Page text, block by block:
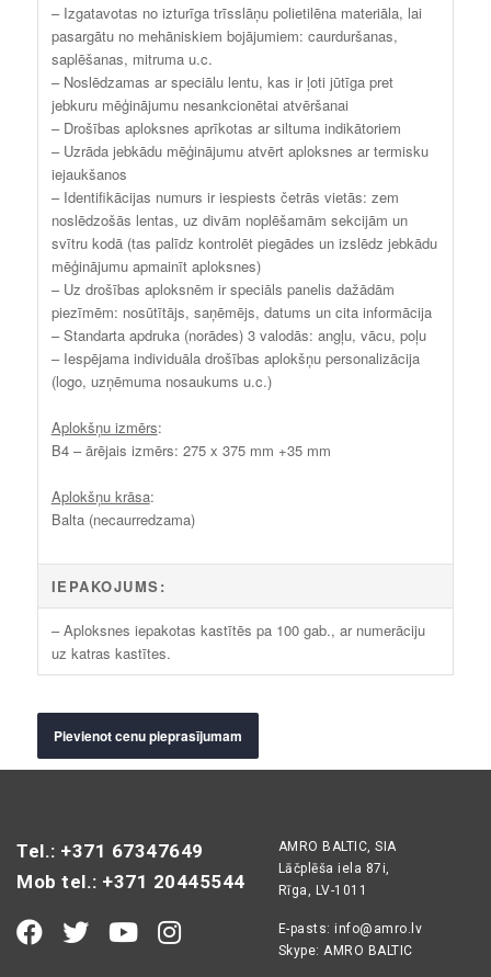
– Izgatavotas no izturīga trīsslāņu polietilēna materiāla, lai
pasargātu no mehāniskiem bojājumiem: caurduršanas,
saplēšanas, mitruma u.c.
– Noslēdzamas ar speciālu lentu, kas ir ļoti jūtīga pret
jebkuru mēģinājumu nesankcionētai atvēršanai
– Drošības aploksnes aprīkotas ar siltuma indikātoriem
– Uzrāda jebkādu mēģinājumu atvērt aploksnes ar termisku
iejaukšanos
– Identifikācijas numurs ir iespiests četrās vietās: zem
noslēdzošās lentas, uz divām noplēšamām sekcijām un
svītru kodā (tas palīdz kontrolēt piegādes un izslēdz jebkādu
mēģinājumu apmainīt aploksnes)
– Uz drošības aploksnēm ir speciāls panelis dažādām
piezīmēm: nosūtītājs, saņēmējs, datums un cita informācija
– Standarta apdruka (norādes) 3 valodās: angļu, vācu, poļu
– Iespējama individuāla drošības aplokšņu personalizācija
(logo, uzņēmuma nosaukums u.c.)
Aplokšņu izmērs:
B4 – ārējais izmērs: 275 x 375 mm +35 mm
Aplokšņu krāsa:
Balta (necaurredzama)
IEPAKOJUMS:
– Aploksnes iepakotas kastītēs pa 100 gab., ar numerāciju
uz katras kastītes.
Pievienot cenu pieprasījumam
Tel.: +371 67347649
Mob tel.: +371 20445544
AMRO BALTIC, SIA
Lāčplēša iela 87i,
Rīga, LV-1011
E-pasts: info@amro.lv
Skype: AMRO BALTIC